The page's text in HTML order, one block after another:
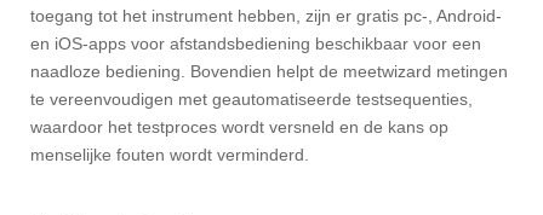
toegang tot het instrument hebben, zijn er gratis pc-, Android-
en iOS-apps voor afstandsbediening beschikbaar voor een
naadloze bediening. Bovendien helpt de meetwizard metingen
te vereenvoudigen met geautomatiseerde testsequenties,
waardoor het testproces wordt versneld en de kans op
menselijke fouten wordt verminderd.